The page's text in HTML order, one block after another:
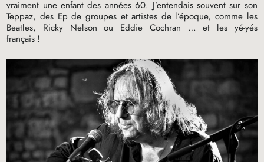
vraiment une enfant des années 60. J’entendais souvent sur son
Teppaz, des Ep de groupes et artistes de l’époque, comme les
Beatles, Ricky Nelson ou Eddie Cochran … et les yé-yés
français !